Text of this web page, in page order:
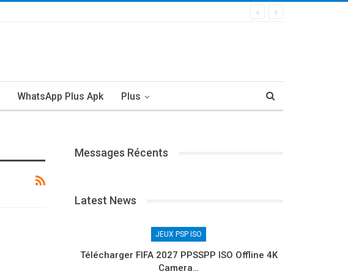
WhatsApp Plus Apk Plus
Messages Récents
Latest News
JEUX PSP ISO
Télécharger FIFA 2027 PPSSPP ISO Offline 4K
Camera…